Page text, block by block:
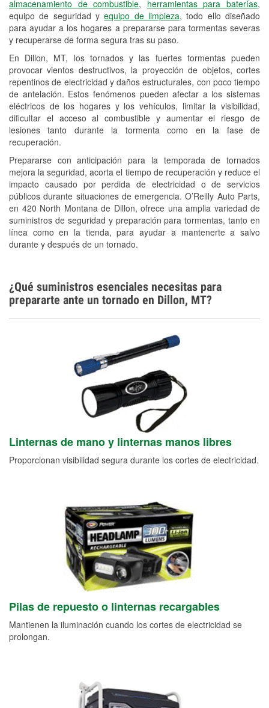
almacenamiento de combustible, herramientas para baterías,
equipo de seguridad yequipo de limpieza, todo ello diseñado
para ayudar a los hogares a prepararse para tormentas severas
y recuperarse de forma segura tras su paso.
En Dillon, MT, los tornados y las fuertes tormentas pueden
provocar vientos destructivos, la proyección de objetos, cortes
repentinos de electricidad y daños estructurales, con poco tiempo
de antelación. Estos fenómenos pueden afectar a los sistemas
eléctricos de los hogares y los vehículos, limitar la visibilidad,
dificultar el acceso al combustible y aumentar el riesgo de
lesiones tanto durante la tormenta como en la fase de
recuperación.
Prepararse con anticipación para la temporada de tornados
mejora la seguridad, acorta el tiempo de recuperación y reduce el
impacto causado por perdida de electricidad o de servicios
públicos durante situaciones de emergencia. O’Reilly Auto Parts,
en 420 North Montana de Dillon, ofrece una amplia variedad de
suministros de seguridad y preparación para tormentas, tanto en
línea como en la tienda, para ayudar a mantenerte a salvo
durante y después de un tornado.
Instalación de bombillas de faros
Instalación de limpiaparabrisas
Herramientas
Rectificación de tambores y discos de
freno
Snowstorm Supplies
Conoce más
¿Qué suministros esenciales necesitas para
prepararte ante un tornado en Dillon, MT?
Linternas de mano y linternas manos libres
Proporcionan visibilidad segura durante los cortes de electricidad.
Pilas de repuesto o linternas recargables
Mantienen la iluminación cuando los cortes de electricidad se
prolongan.